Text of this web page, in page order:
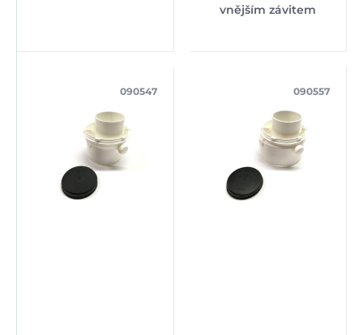
vnějším závitem
090547 090557